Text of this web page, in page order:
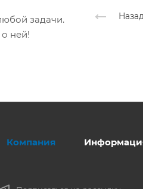
задачи.
ней!
Компания